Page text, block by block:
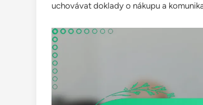
uchovávat doklady o nákupu a